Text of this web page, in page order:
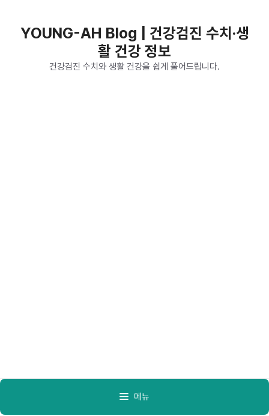
YOUNG-AH Blog | 건강검진 수치·생
활 건강 정보
건강검진 수치와 생활 건강을 쉽게 풀어드립니다.
메뉴